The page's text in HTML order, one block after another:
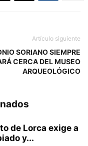
Artículo siguiente
SORIANO SIEMPRE
CERCA DEL MUSEO
ARQUEOLÓGICO
de Lorca exige a
y...